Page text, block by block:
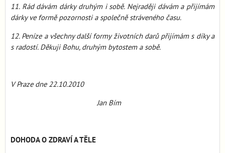
11. Rád dávám dárky druhým i sobě. Nejraději dávám a přijímám
dárky ve formě pozornosti a společně stráveného času.
12. Peníze a všechny další formy životních darů přijímám s díky a
s radostí. Děkuji Bohu, druhým bytostem a sobě.
V Praze dne 22.10.2010
Jan Bím
DOHODA O ZDRAVÍ A TĚLE